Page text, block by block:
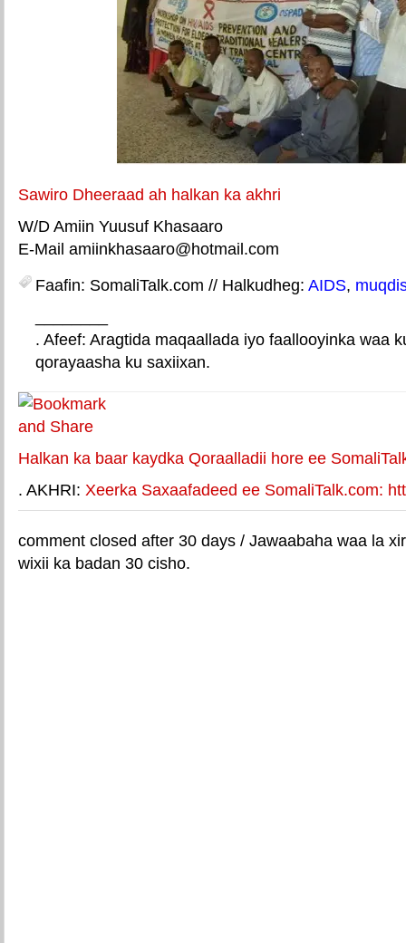
Sawiro Dheeraad ah halkan ka akhri
W/D Amiin Yuusuf Khasaaro
E-Mail amiinkhasaaro@hotmail.com
Faafin: SomaliTalk.com // Halkudheg: AIDS,
. Afeef: Aragtida maqaallada iyo faallooyinka waa
qorayaasha ku saxiixan.
Halkan ka baar kaydka Qoraalladii hore ee
. AKHRI: Xeerka Saxaafadeed ee SomaliTalk.com:
comment closed after 30 days / Jawaabaha waa la
wixii ka badan 30 cisho.